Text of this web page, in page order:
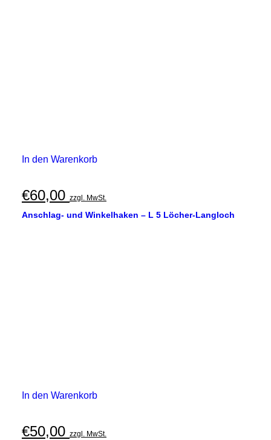
In den Warenkorb
€60,00 zzgl. MwSt.
Anschlag- und Winkelhaken – L 5 Löcher-Langloch
In den Warenkorb
€50,00 zzgl. MwSt.